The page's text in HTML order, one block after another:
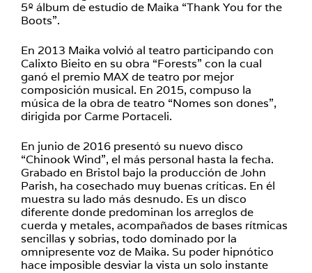
5º álbum de estudio de Maika “Thank You for the
Boots”.
En 2013 Maika volvió al teatro participando con
Calixto Bieito en su obra “Forests” con la cual
ganó el premio MAX de teatro por mejor
composición musical. En 2015, compuso la
música de la obra de teatro “Nomes son dones”,
dirigida por Carme Portaceli.
En junio de 2016 presentó su nuevo disco
“Chinook Wind”, el más personal hasta la fecha.
Grabado en Bristol bajo la producción de John
Parish, ha cosechado muy buenas críticas. En él
muestra su lado más desnudo. Es un disco
diferente donde predominan los arreglos de
cuerda y metales, acompañados de bases rítmicas
sencillas y sobrias, todo dominado por la
omnipresente voz de Maika. Su poder hipnótico
hace imposible desviar la vista un solo instante